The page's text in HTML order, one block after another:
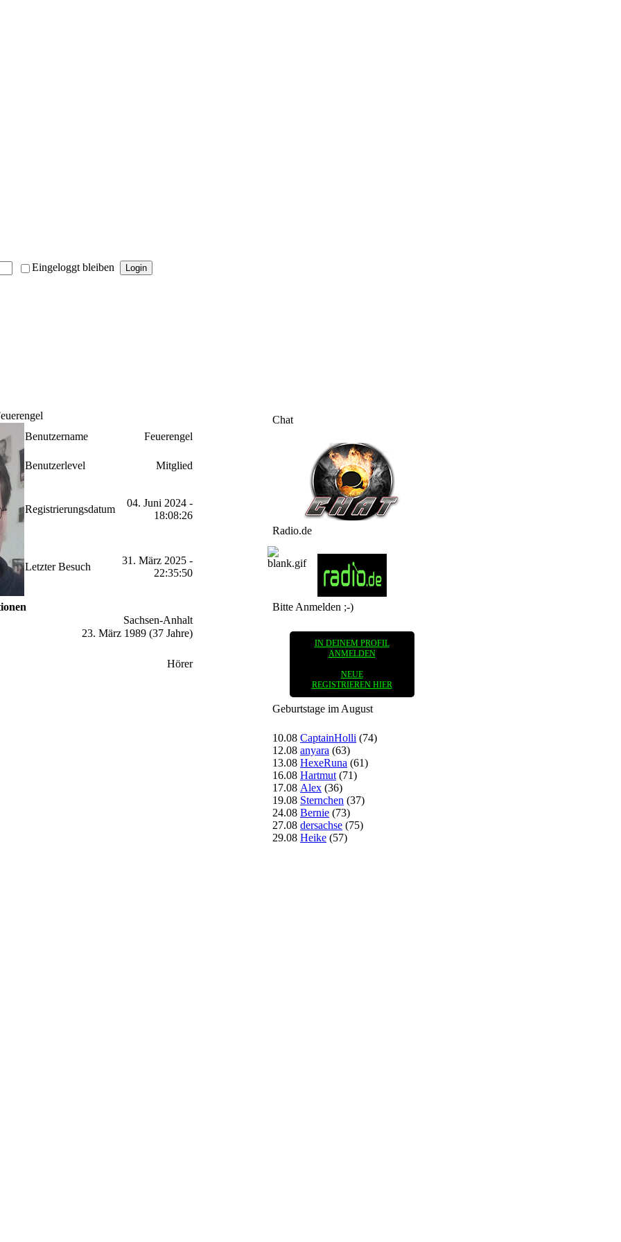
Eingeloggt bleiben
Benutzername
Feuerengel
Benutzerlevel Mitglied
Registrierungsdatum
04. Juni 2024 -
18:08:26
Letzter Besuch
31. März 2025 -
22:35:50
Sachsen-Anhalt
23. März 1989 (37 Jahre)
Hörer
Chat
Radio.de
Bitte Anmelden ;-)
IN DEINEM PROFIL
ANMELDEN
NEUE
REGISTRIEREN HIER
Geburtstage im August
10.08 CaptainHolli (74)
12.08 anyara (63)
13.08 HexeRuna (61)
16.08 Hartmut (71)
17.08 Alex (36)
19.08 Sternchen (37)
24.08 Bernie (73)
27.08 dersachse (75)
29.08 Heike (57)